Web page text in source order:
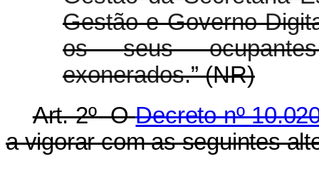
Gestão e Governo
os seus ocupantes
exonerados.” (NR)
Art. 2º ODecreto nº
a vigorar com as seguintes